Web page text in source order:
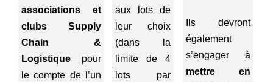
associations et
clubs Supply
Chain &
Logistique pour
le compte de l’un
aux lots de
leur choix
(dans la
limite de 4
lots par
Ils devront
également
s’engager à
mettre en